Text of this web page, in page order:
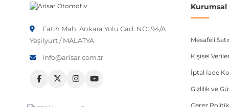
Fatih Mah. Ankara Yolu Cad. NO: 94/A
Yeşilyurt / MALATYA
info@arisar.com.tr
Mesafeli
Kişisel
İptal İade
Gizlilik ve
Çerez